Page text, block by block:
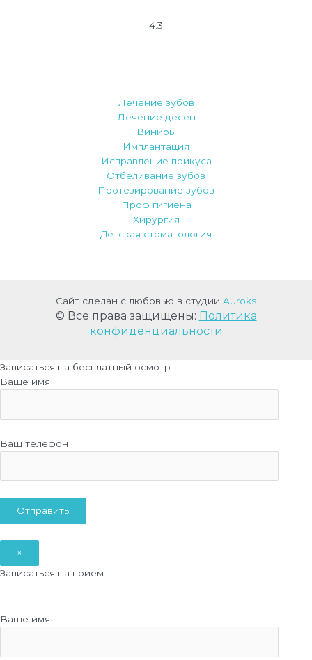
4.3
Лечение зубов
Лечение десен
Виниры
Имплантация
Исправление прикуса
Отбеливание зубов
Протезирование зубов
Проф гигиена
Хирургия
Детская стоматология
Сайт сделан с любовью в студии Auroks
© Все права защищены: Политика
конфиденциальности
Записаться на бесплатный осмотр
Ваше имя
Ваш телефон
×
Записаться на прием
Ваше имя